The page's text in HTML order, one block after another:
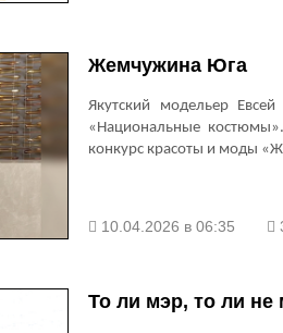
Жемчужина Юга
Якутский модельер
«Национальные
конкурс красоты и моды
10.04.2026 в 06:35
То ли мэр, то ли не